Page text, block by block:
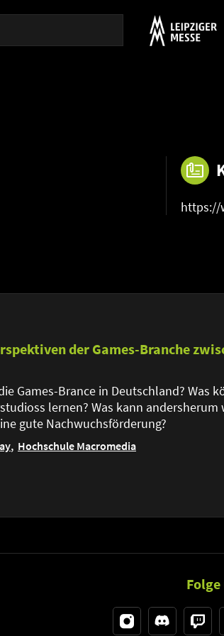
https://
der Games-Branche
Games-Brance in Deutschland? Was
lernen? Was kann andersherum
gute Nachwuchsförderung?
Hochschule Macromedia
Folge